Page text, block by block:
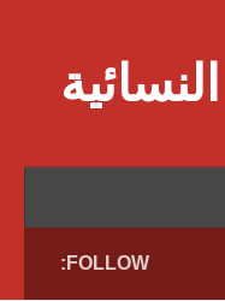
FOLLOW: